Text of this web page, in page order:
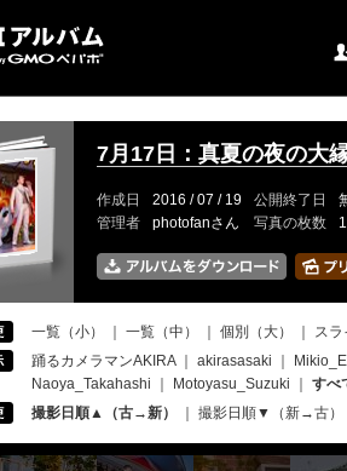
7月17日：真夏の夜の大
作成日 2016 / 07 / 19 公開終了日
管理者
photofanさん 写真の枚数
一覧（小） 一覧（中） 個別（大）
スラ
踊るカメラマンAKIRA｜ akirasasaki
Naoya_Takahashi
Motoyasu_Suzuki
すべ
撮影日順▲（古→新）
撮影日順▼（新→古）